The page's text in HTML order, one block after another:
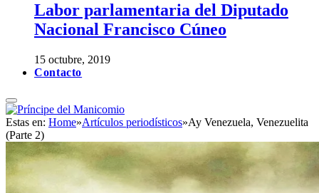
Labor parlamentaria del Diputado
Nacional Francisco Cúneo
15 octubre, 2019
Contacto
Estas en: Home»Artículos periodísticos»Ay Venezuela, Venezuelita
(Parte 2)